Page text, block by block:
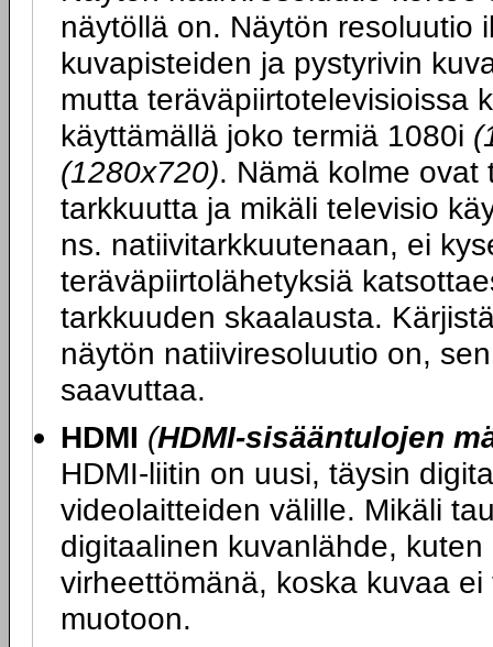
näytöllä on. Näytön resoluutio
kuvapisteiden ja pystyrivin
mutta teräväpiirtotelevisioissa
käyttämällä joko termiä 1080i
(1280x720). Nämä kolme ovat
tarkkuutta ja mikäli televisio
ns. natiivitarkkuutenaan, ei
teräväpiirtolähetyksiä
tarkkuuden skaalausta.
näytön natiiviresoluutio on,
saavuttaa.
HDMI (HDMI-sisääntulojen
HDMI-liitin on uusi, täysin
videolaitteiden välille. Mikäli
digitaalinen kuvanlähde,
virheettömänä, koska kuvaa
muotoon.